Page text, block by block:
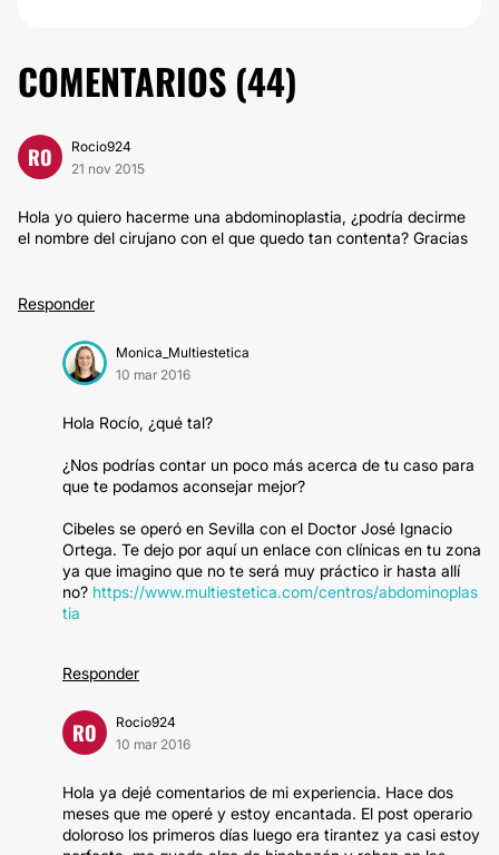
COMENTARIOS (44)
RO
Rocio924
21 nov 2015
Hola yo quiero hacerme una abdominoplastia, ¿podría decirme
el nombre del cirujano con el que quedo tan contenta? Gracias
Responder
Monica_Multiestetica
10 mar 2016
Hola Rocío, ¿qué tal?
¿Nos podrías contar un poco más acerca de tu caso para
que te podamos aconsejar mejor?
Cibeles se operó en Sevilla con el Doctor José Ignacio
Ortega. Te dejo por aquí un enlace con clínicas en tu zona
ya que imagino que no te será muy práctico ir hasta allí
no? https://www.multiestetica.com/centros/abdominoplas
tia
Responder
RO
Rocio924
10 mar 2016
Hola ya dejé comentarios de mi experiencia. Hace dos
meses que me operé y estoy encantada. El post operario
doloroso los primeros días luego era tirantez ya casi estoy